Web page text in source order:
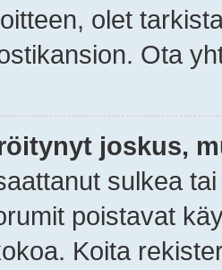
olet
Ota
joskus,
sulkea
poistavat
Koita